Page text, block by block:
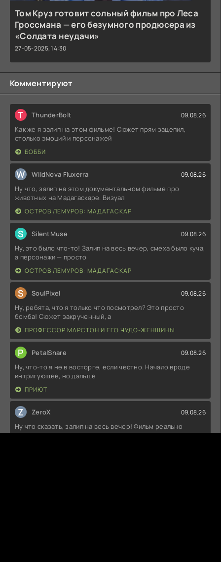
Том Круз готовит сольный фильм про Леса
Гроссмана — его безумного продюсера из
«Солдата неудачи»
27-05-2025, 14:30
Комментируют
T ThunderBolt 09.08.26
Как же я залип на этом фильме! Сюжет прям зацепил,
столько эмоций и персонажей
БОББИ
W WildNova Fluxerra 09.08.26
Ну что, залип на этом документальном фильме про
животных на Мадагаскаре. Визуал
ОСТРОВ ЛЕМУРОВ: МАДАГАСКАР
S SilentMuse 09.08.26
Ну, это было что-то! Залип на весь вечер, смеха было куча,
а персонажи — просто
ОСТРОВ ЛЕМУРОВ: МАДАГАСКАР
S SoulPixel 09.08.26
Ну, ребята, что я только что посмотрел? Это просто
бомба! Сюжет закрученный, а
ПРОФЕССОР МАРСТОН И ЕГО ЧУДО-ЖЕНЩИНЫ
P PetalSnare 09.08.26
Ну, что-то я не в восторге, если честно. Начало вроде
интригующее, но дальше
ПРИЮТ
Z ZeroX 09.08.26
Ну что сказать, залип на весь вечер! Фильм реально
потрясающий, такие эмоции